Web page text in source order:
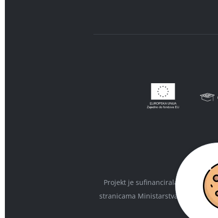
Projekt je sufinancirala Europska
stranicama Ministarstva